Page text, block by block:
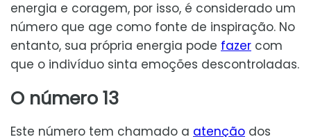
energia e coragem, por isso, é considerado um
número que age como fonte de inspiração. No
entanto, sua própria energia pode fazer com
que o indivíduo sinta emoções descontroladas.
O número 13
Este número tem chamado a atenção dos